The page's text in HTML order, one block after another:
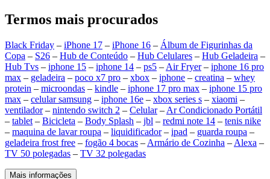
Termos mais procurados
Black Friday – iPhone 17 – iPhone 16 – Álbum de Figurinhas da
Copa – S26 – Hub de Conteúdo – Hub Celulares – Hub Geladeira –
Hub Tvs – iphone 15 – iphone 14 – ps5 – Air Fryer– iphone 16 pro
max – geladeira – poco x7 pro – xbox – iphone – creatina – whey
protein – microondas – kindle – iphone 17 pro max – iphone 15 pro
max – celular samsung – iphone 16e – xbox series s – xiaomi –
ventilador– nintendo switch 2 – Celular– Ar Condicionado Portátil
– tablet – Bicicleta – Body Splash – jbl – redmi note 14 – tenis nike
– maquina de lavar roupa – liquidificador– ipad – guarda roupa –
geladeira frost free – fogão 4 bocas – Armário de Cozinha – Alexa –
TV 50 polegadas – TV 32 polegadas
Mais informações